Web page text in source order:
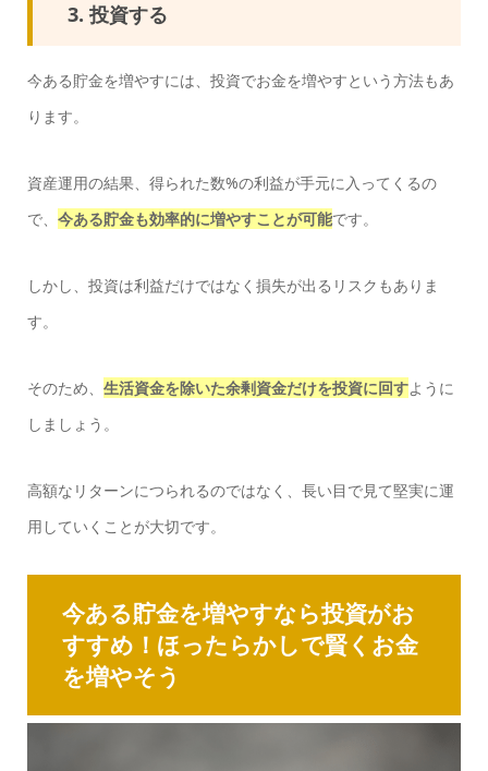
3. 投資する
今ある貯金を増やすには、投資でお金を増やすという方法もあ
ります。
資産運用の結果、得られた数%の利益が手元に入ってくるの
で、 今ある貯金も効率的に増やすことが可能です。
しかし、投資は利益だけではなく損失が出るリスクもありま
す。
そのため、 生活資金を除いた余剰資金だけを投資に回すように
しましょう。
高額なリターンにつられるのではなく、長い目で見て堅実に運
用していくことが大切です。
今ある貯金を増やすなら投資がお
すすめ！ほったらかしで賢くお金
を増やそう